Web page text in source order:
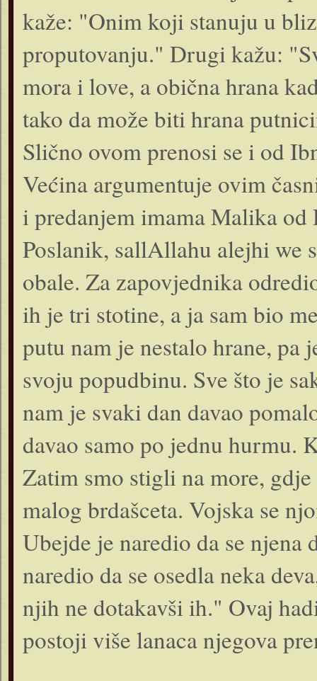
kaže: "Onim koji stanuju u
proputovanju." Drugi kažu:
mora i love, a obična hrana
tako da može biti hrana
Slično ovom prenosi se i od
Većina argumentuje ovim
i predanjem imama Malika
Poslanik, sallAllahu alejhi we
obale. Za zapovjednika
ih je tri stotine, a ja sam bio
putu nam je nestalo hrane, pa
svoju popudbinu. Sve što je
nam je svaki dan davao
davao samo po jednu hurmu.
Zatim smo stigli na more,
malog brdašceta. Vojska se
Ubejde je naredio da se njena
naredio da se osedla neka
njih ne dotakavši ih." Ovaj
postoji više lanaca njegova